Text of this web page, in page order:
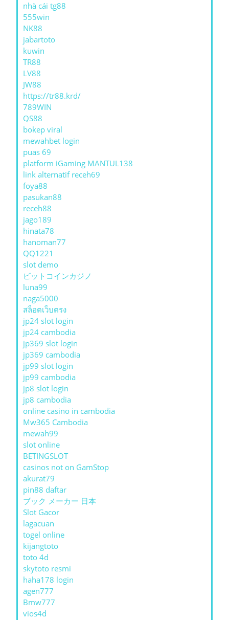
nhà cái tg88
555win
NK88
jabartoto
kuwin
TR88
LV88
JW88
https://tr88.krd/
789WIN
QS88
bokep viral
mewahbet login
puas 69
platform iGaming MANTUL138
link alternatif receh69
foya88
pasukan88
receh88
jago189
hinata78
hanoman77
QQ1221
slot demo
ビットコインカジノ
luna99
naga5000
สล็อตเว็บตรง
jp24 slot login
jp24 cambodia
jp369 slot login
jp369 cambodia
jp99 slot login
jp99 cambodia
jp8 slot login
jp8 cambodia
online casino in cambodia
Mw365 Cambodia
mewah99
slot online
BETINGSLOT
casinos not on GamStop
akurat79
pin88 daftar
ブック メーカー 日本
Slot Gacor
lagacuan
togel online
kijangtoto
toto 4d
skytoto resmi
haha178 login
agen777
Bmw777
vios4d